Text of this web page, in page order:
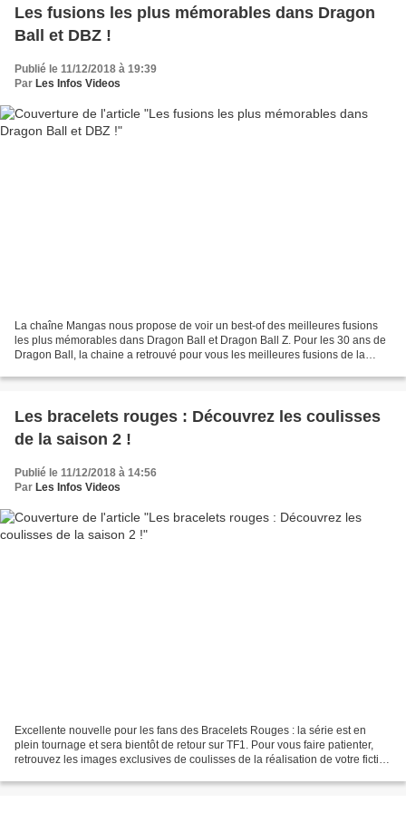
Les fusions les plus mémorables dans Dragon
Ball et DBZ !
Publié le 11/12/2018 à 19:39
Par Les Infos Videos
La chaîne Mangas nous propose de voir un best-of des meilleures fusions
les plus mémorables dans Dragon Ball et Dragon Ball Z. Pour les 30 ans de
Dragon Ball, la chaine a retrouvé pour vous les meilleures fusions de la
Les bracelets rouges : Découvrez les coulisses
de la saison 2 !
Publié le 11/12/2018 à 14:56
Par Les Infos Videos
Excellente nouvelle pour les fans des Bracelets Rouges : la série est en
plein tournage et sera bientôt de retour sur TF1. Pour vous faire patienter,
retrouvez les images exclusives de coulisses de la réalisation de votre fiction